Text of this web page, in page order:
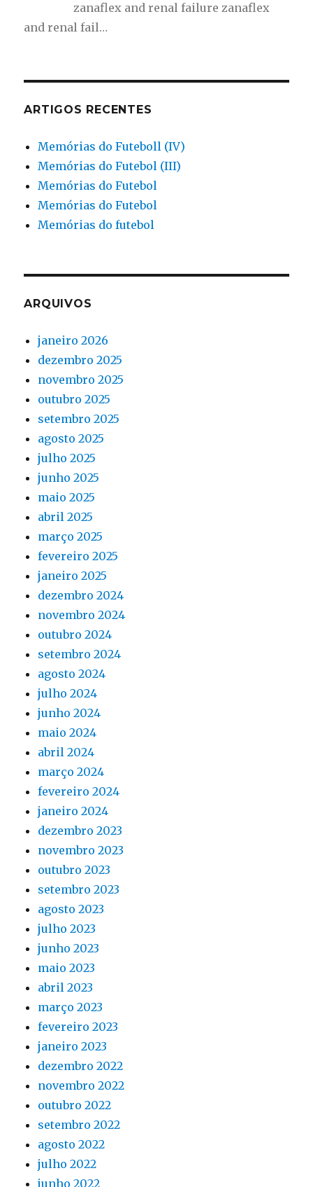
zanaflex and renal failure zanaflex
and renal fail…
ARTIGOS RECENTES
Memórias do Futeboll (IV)
Memórias do Futebol (III)
Memórias do Futebol
Memórias do Futebol
Memórias do futebol
ARQUIVOS
janeiro 2026
dezembro 2025
novembro 2025
outubro 2025
setembro 2025
agosto 2025
julho 2025
junho 2025
maio 2025
abril 2025
março 2025
fevereiro 2025
janeiro 2025
dezembro 2024
novembro 2024
outubro 2024
setembro 2024
agosto 2024
julho 2024
junho 2024
maio 2024
abril 2024
março 2024
fevereiro 2024
janeiro 2024
dezembro 2023
novembro 2023
outubro 2023
setembro 2023
agosto 2023
julho 2023
junho 2023
maio 2023
abril 2023
março 2023
fevereiro 2023
janeiro 2023
dezembro 2022
novembro 2022
outubro 2022
setembro 2022
agosto 2022
julho 2022
junho 2022